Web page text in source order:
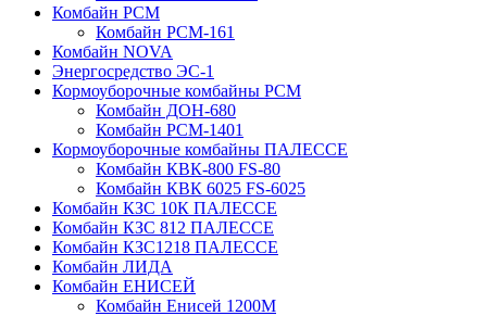
Комбайн РСМ
Комбайн РСМ-161
Комбайн NOVA
Энергосредство ЭС-1
Кормоуборочные комбайны РСМ
Комбайн ДОН-680
Комбайн РСМ-1401
Кормоуборочные комбайны ПАЛЕССЕ
Комбайн КВК-800 FS-80
Комбайн КВК 6025 FS-6025
Комбайн КЗС 10К ПАЛЕССЕ
Комбайн КЗС 812 ПАЛЕССЕ
Комбайн КЗС1218 ПАЛЕССЕ
Комбайн ЛИДА
Комбайн ЕНИСЕЙ
Комбайн Енисей 1200М